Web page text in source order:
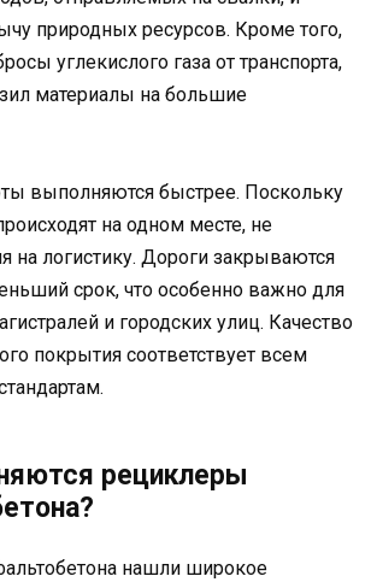
природных ресурсов. Кроме того,
углекислого газа от транспорта,
материалы на большие
выполняются быстрее. Поскольку
на одном месте, не
на логистику. Дороги закрываются
срок, что особенно важно для
и городских улиц. Качество
покрытия соответствует всем
рециклеры
нашли широкое